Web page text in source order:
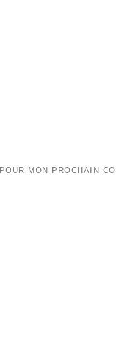
MON PROCHAIN